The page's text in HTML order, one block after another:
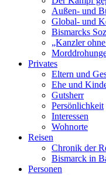
Außen- und
Global- und
Bismarcks
„Kanzler
Privates
Eltern und
Ehe und
Gutsherr
Persönlichkeit
Interessen
Wohnorte
Reisen
Chronik der
Bismarck in
Personen